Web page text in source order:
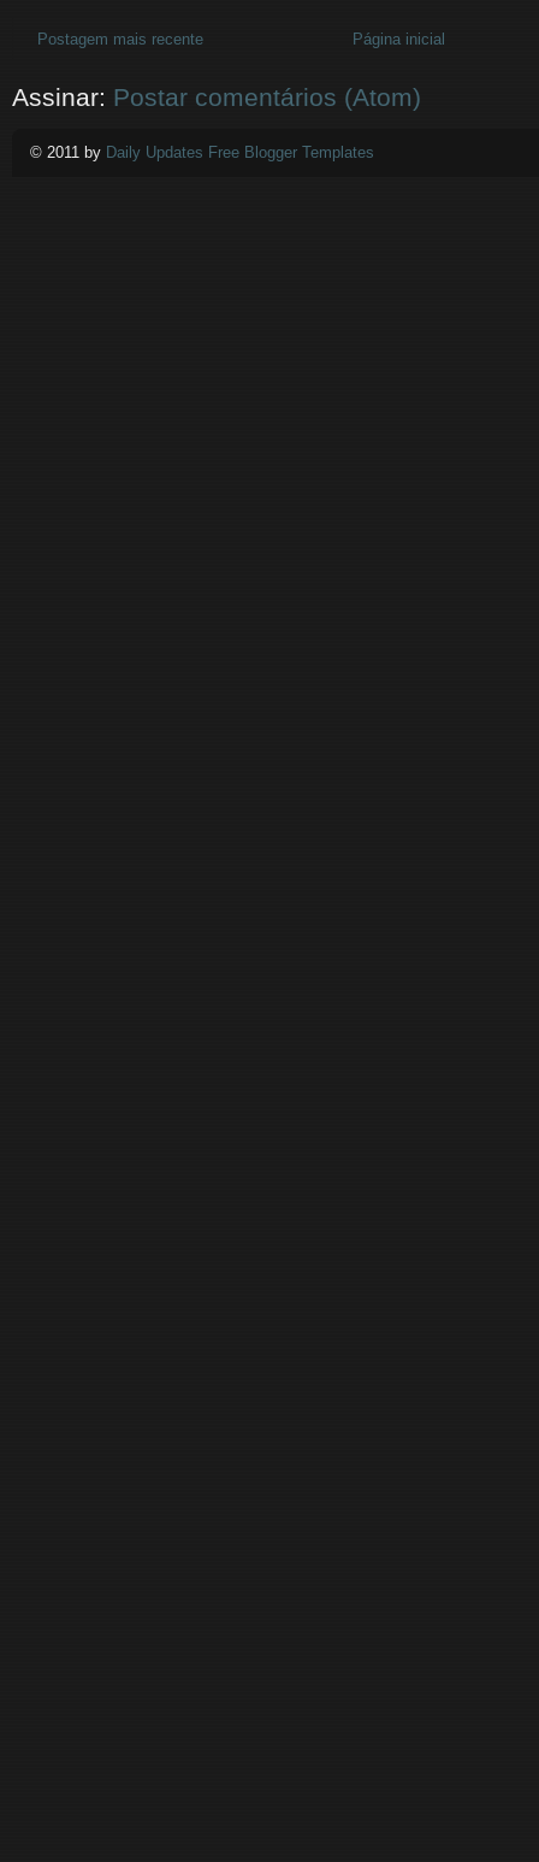
Postagem mais recente Página inicial
Assinar: Postar comentários (Atom)
© 2011 by Daily Updates Free Blogger Templates